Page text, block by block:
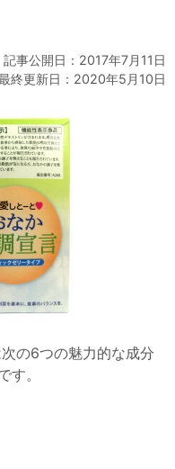
記事公開日：2017年7月11日
終更新日：2020年5月10日
の6つの魅力的な成分
す。